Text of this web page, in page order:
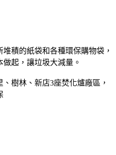
積的紙袋和各種環保購物袋，
起，讓垃圾大減量。
樹林、新店3座焚化爐廠區，